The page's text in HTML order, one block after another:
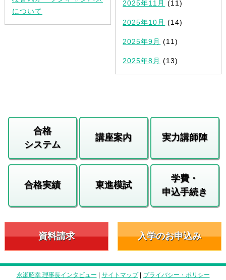
について
2025年11月 (11)
2025年10月 (14)
2025年9月 (11)
2025年8月 (13)
合格
システム
講座案内 実力講師陣
合格実績 東進模試
学費・
申込手続き
資料請求 入学のお申込み
永瀬昭幸 理事長インタビュー | サイトマップ| プライバシー・ポリシー